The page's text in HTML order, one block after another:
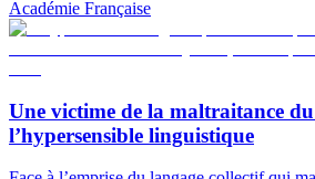
Académie Française
Une victime de la maltraitance
l’hypersensible linguistique